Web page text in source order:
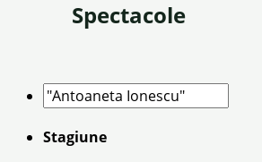
Spectacole
Stagiune